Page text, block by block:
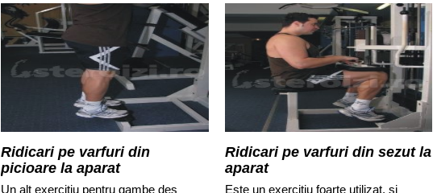
Ridicari pe varfuri din
picioare la aparat
Un alt exercitiu pentru gambe des
Ridicari pe varfuri din sezut la
aparat
Este un exercitiu foarte utilizat, si